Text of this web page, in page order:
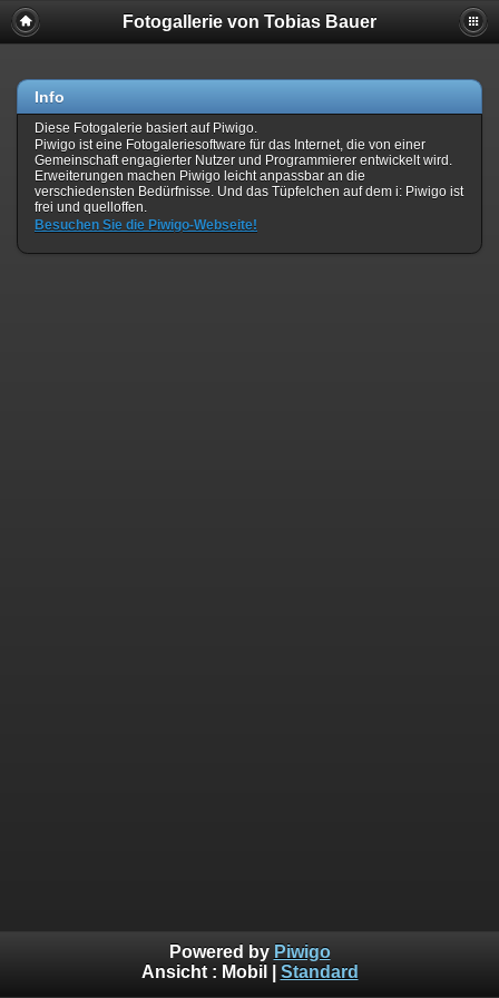
Fotogallerie von Tobias Bauer
Info
Diese Fotogalerie basiert auf Piwigo.
Piwigo ist eine Fotogaleriesoftware für das Internet, die von einer
Gemeinschaft engagierter Nutzer und Programmierer entwickelt wird.
Erweiterungen machen Piwigo leicht anpassbar an die
verschiedensten Bedürfnisse. Und das Tüpfelchen auf dem i: Piwigo ist
frei und quelloffen.
Besuchen Sie die Piwigo-Webseite!
Powered by Piwigo
Ansicht : Mobil Standard